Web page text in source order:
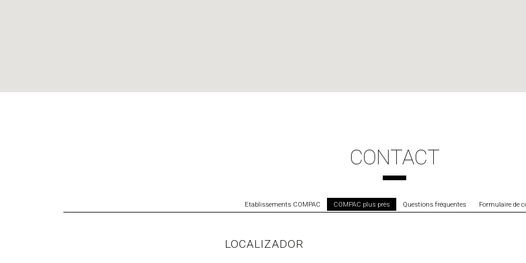
CONTACT
Etablissements COMPAC COMPAC plus près Questions fréquentes Formulaire de
LOCALIZADOR